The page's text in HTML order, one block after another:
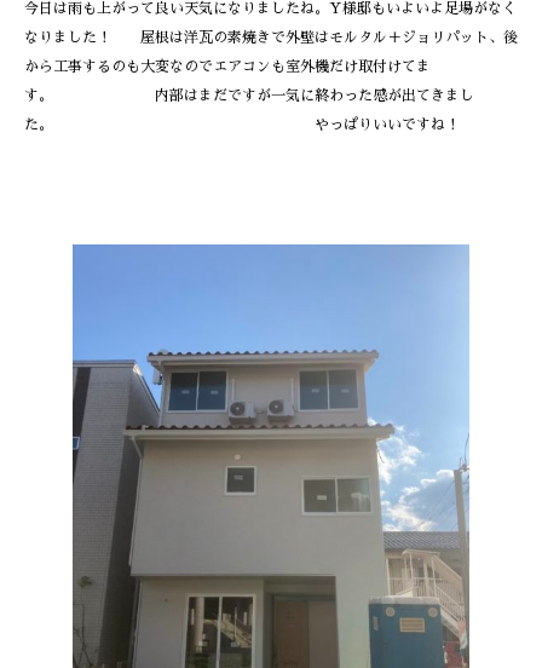
今日は雨も上がって良い天気になりましたね。Y様邸もいよいよ足場がなく
なりました！ 屋根は洋瓦の素焼きで外壁はモルタル＋ジョリパット、後
から工事するのも大変なのでエアコンも室外機だけ取付けてま
す。 内部はまだですが一気に終わった感が出てきまし
た。 やっぱりいいですね！